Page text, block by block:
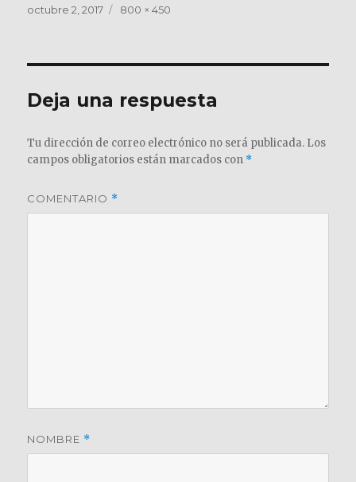
Publicado
octubre 2, 2017
Tamaño
800 × 450
Deja una respuesta
Tu dirección de correo electrónico no será publicada. Los
campos obligatorios están marcados con *
COMENTARIO *
NOMBRE *